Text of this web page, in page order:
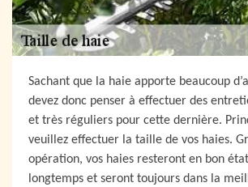
Sachant que la haie apporte beaucoup
devez donc penser à effectuer des
et très réguliers pour cette dernière.
veuillez effectuer la taille de vos haies.
opération, vos haies resteront en bon
longtemps et seront toujours dans la